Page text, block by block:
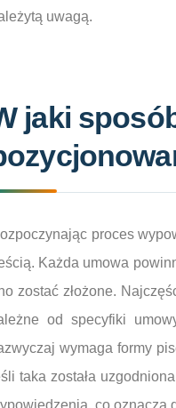
uwagą.
jaki
proces
Każda umowa
zostać złożone.
od specyfiki
wymaga formy
taka została
co oznacza